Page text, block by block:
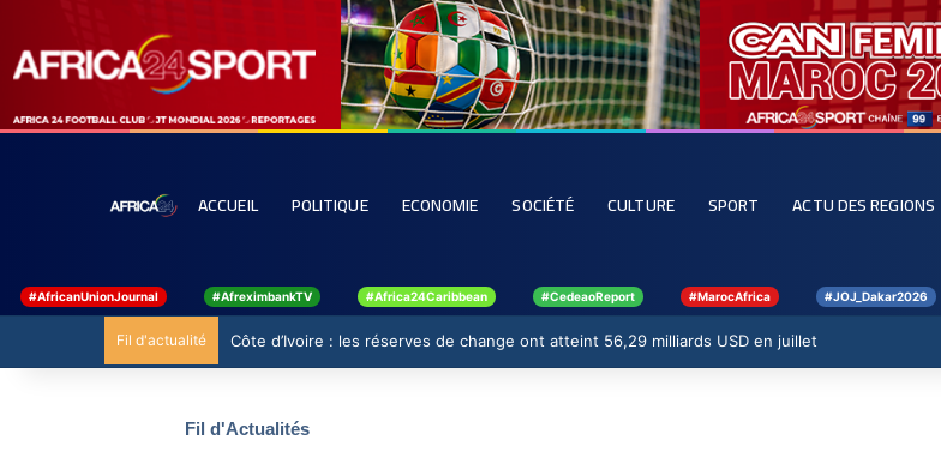
ACCUEIL POLITIQUE ECONOMIE SOCIÉTÉ CULTURE SPORT ACTU DES REGIONS
#AfricanUnionJournal #AfreximbankTV #Africa24Caribbean #CedeaoReport #MarocAfrica #JOJ_Dakar2026
Fil d'actualité Côte d’Ivoire : les réserves de change ont atteint 56,29 milliards USD en juillet
Fil d'Actualités